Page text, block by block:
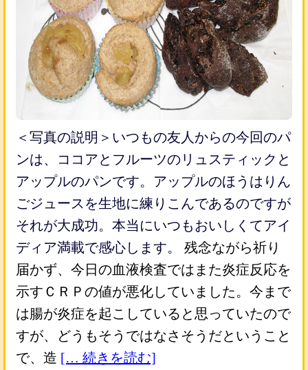
＜写真の説明＞いつもの友人からの今回のパ
ンは、ココアとフルーツのリュスティックと
アップルのパンです。アップルのほうはりん
ごジュースを生地に練りこんであるのですが
それが大成功。本当にいつもおいしくてアイ
ディア満載で感心します。
残念ながら祈り
届かず、今日の血液検査ではまた炎症反応を
示すＣＲＰの値が悪化していました。今まで
は腸が炎症を起こしていると思っていたので
すが、どうもそうではなさそうだということ
で、造 [… 続きを読む]